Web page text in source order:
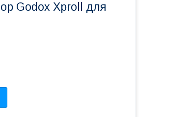
Godox Xproll для